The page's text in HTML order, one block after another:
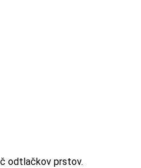
odtlačkov prstov.